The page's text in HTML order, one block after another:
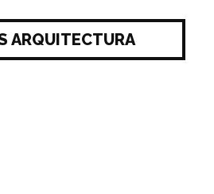
ARQUITECTURA